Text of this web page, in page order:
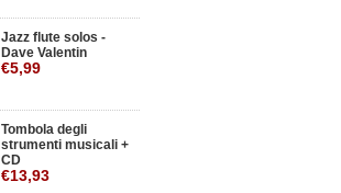
Jazz flute solos -
Dave Valentin
€5,99
Tombola degli
strumenti musicali +
CD
€13,93